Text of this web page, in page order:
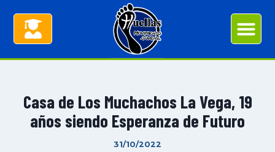
Casa de Los Muchachos La Vega, 19
años siendo Esperanza de Futuro
31/10/2022